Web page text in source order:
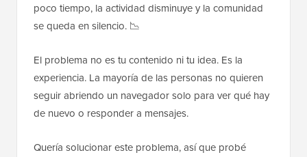
poco tiempo, la actividad disminuye y la comunidad
se queda en silencio. 📉
El problema no es tu contenido ni tu idea. Es la
experiencia. La mayoría de las personas no quieren
seguir abriendo un navegador solo para ver qué hay
de nuevo o responder a mensajes.
Quería solucionar este problema, así que probé